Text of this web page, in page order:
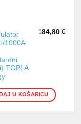
1000A
TOPLA
184,80 €
U KOŠARICU